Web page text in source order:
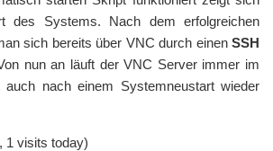
des Systems. Nach dem erfolgreichen
sich bereits über VNC durch einen SSH
nun an läuft der VNC Server immer im
auch nach einem Systemneustart wieder
1 visits today)